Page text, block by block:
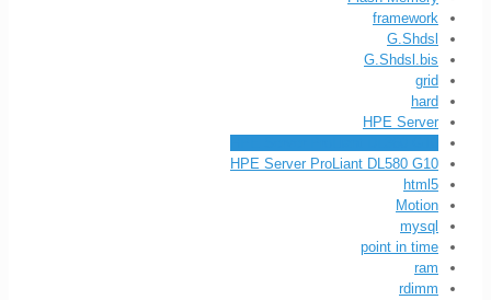
framework
G.Shdsl
G.Shdsl.bis
grid
hard
HPE Server
HPE Server ProLiant DL580 G10
html5
Motion
mysql
point in time
ram
rdimm